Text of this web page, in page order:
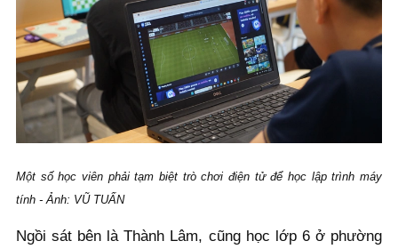
Một số học viên phải tạm biệt trò chơi điện tử để học lập trình máy
tính - Ảnh: VŨ TUẤN
Ngồi sát bên là Thành Lâm, cũng học lớp 6 ở phường